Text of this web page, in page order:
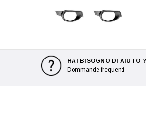
HAI BISOGNO DI AIUTO ?
Dommande frequenti